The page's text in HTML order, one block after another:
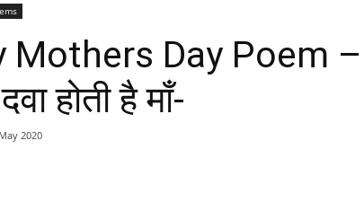
Mothers Day Poem –
होती है माँ-
2020